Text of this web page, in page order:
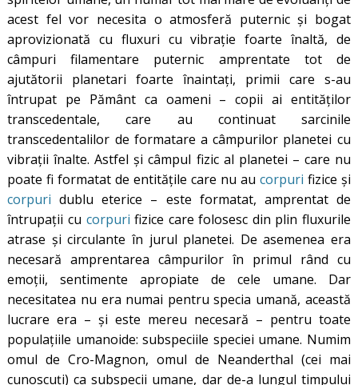
acest fel vor necesita o atmosferă puternic și bogat
aprovizionată cu fluxuri cu vibrație foarte înaltă, de
câmpuri filamentare puternic amprentate tot de
ajutătorii planetari foarte înaintați, primii care s-au
întrupat pe Pământ ca oameni – copii ai entităților
transcedentale, care au continuat sarcinile
transcedentalilor de formatare a câmpurilor planetei cu
vibrații înalte. Astfel și câmpul fizic al planetei – care nu
poate fi formatat de entitățile care nu au corpuri fizice și
corpuri dublu eterice – este formatat, amprentat de
întrupații cu corpuri fizice care folosesc din plin fluxurile
atrase și circulante în jurul planetei. De asemenea era
necesară amprentarea câmpurilor în primul rând cu
emoții, sentimente apropiate de cele umane. Dar
necesitatea nu era numai pentru specia umană, această
lucrare era – și este mereu necesară – pentru toate
populațiile umanoide: subspeciile speciei umane. Numim
omul de Cro-Magnon, omul de Neanderthal (cei mai
cunoscuți) ca subspecii umane, dar de-a lungul timpului